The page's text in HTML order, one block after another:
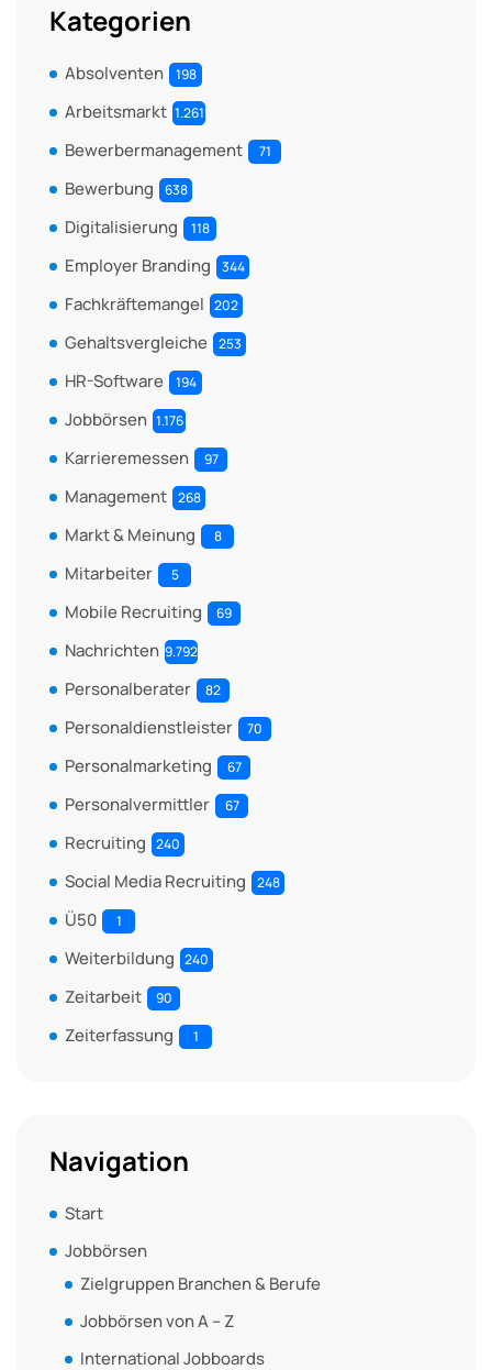
Kategorien
Absolventen 198
Arbeitsmarkt 1.261
Bewerbermanagement 71
Bewerbung 638
Digitalisierung 118
Employer Branding 344
Fachkräftemangel 202
Gehaltsvergleiche 253
HR-Software 194
Jobbörsen 1.176
Karrieremessen 97
Management 268
Markt & Meinung 8
Mitarbeiter 5
Mobile Recruiting 69
Nachrichten 9.792
Personalberater 82
Personaldienstleister 70
Personalmarketing 67
Personalvermittler 67
Recruiting 240
Social Media Recruiting 248
Ü50 1
Weiterbildung 240
Zeitarbeit 90
Zeiterfassung 1
Navigation
Start
Jobbörsen
Zielgruppen Branchen & Berufe
Jobbörsen von A – Z
International Jobboards